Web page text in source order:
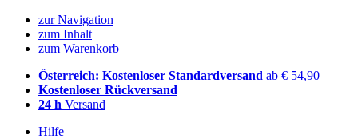
zur Navigation
zum Inhalt
zum Warenkorb
Österreich: Kostenloser Standardversand ab € 54,90
Kostenloser Rückversand
24 h Versand
Hilfe